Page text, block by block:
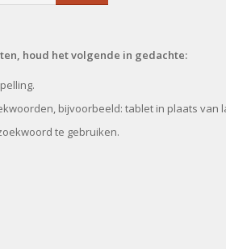
houd het volgende in gedachte:
bijvoorbeeld: tablet in plaats van
te gebruiken.